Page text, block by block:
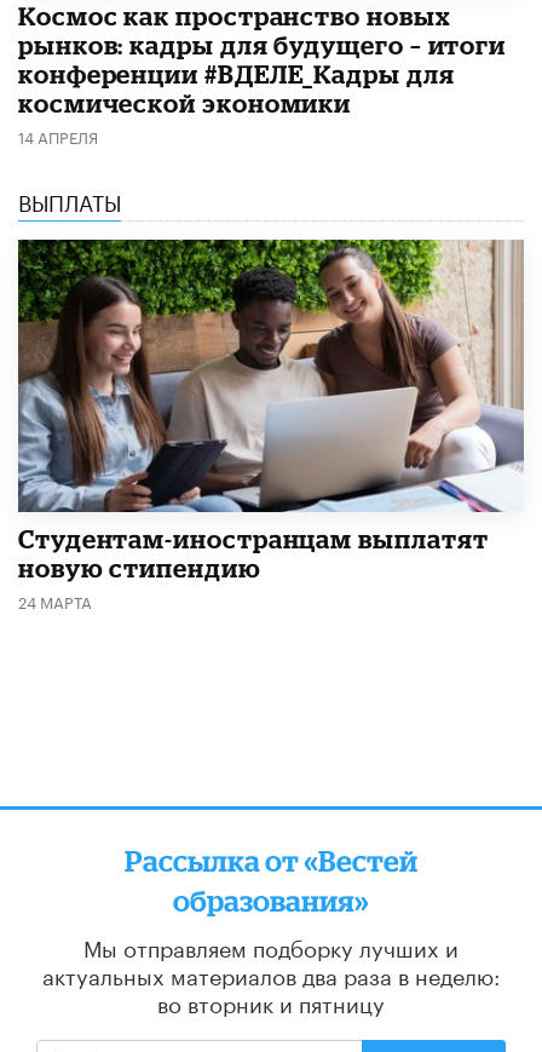
Космос как пространство новых
рынков: кадры для будущего – итоги
конференции #ВДЕЛЕ_Кадры для
космической экономики
14 АПРЕЛЯ
ВЫПЛАТЫ
Студентам-иностранцам выплатят
новую стипендию
24 МАРТА
Рассылка от «Вестей
образования»
Мы отправляем подборку лучших и
актуальных материалов два раза в неделю:
во вторник и пятницу